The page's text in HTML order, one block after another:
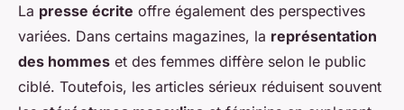
La presse écrite offre également des perspectives
variées. Dans certains magazines, la représentation
des hommes et des femmes diffère selon le public
ciblé. Toutefois, les articles sérieux réduisent souvent